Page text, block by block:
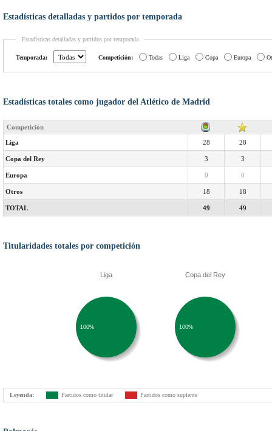
Estadísticas detalladas y partidos por temporada
Estadísticas detalladas y partidos por temporada
Temporada: Competición: Todas Liga Copa Europa
Estadísticas totales como jugador del Atlético de Madrid
Competición
Liga 28 28
Copa del Rey 3 3
Europa 0 0
Otros 18 18
TOTAL 49 49
Titularidades totales por competición
Liga
100%
Copa del Rey
100%
Leyenda: Partidos como titular Partidos como suplente